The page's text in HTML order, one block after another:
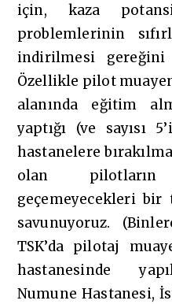
için, kaza
problemlerinin
indirilmesi gereğini
Özellikle pilot
alanında eğitim
yaptığı (ve sayısı
hastanelere
olan
geçemeyecekleri
savunuyoruz.
TSK’da pilotaj
hastanesinde
Numune Hastanesi,